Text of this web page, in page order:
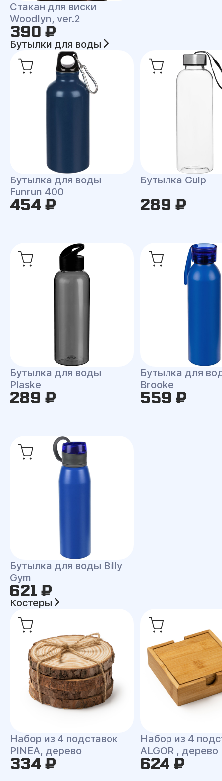
Стакан для виски
Woodlyn, ver.2
390 ₽
Бутылки для воды
Бутылка для воды
Funrun 400
454 ₽
Бутылка Gulp
289 ₽
Бутылка для воды
Plaske
289 ₽
Бутылка для
Brooke
559 ₽
Бутылка для воды Billy
Gym
621 ₽
Костеры
Набор из 4 подставок
PINEA, дерево
334 ₽
Набор из 4
ALGOR , дерево
624 ₽